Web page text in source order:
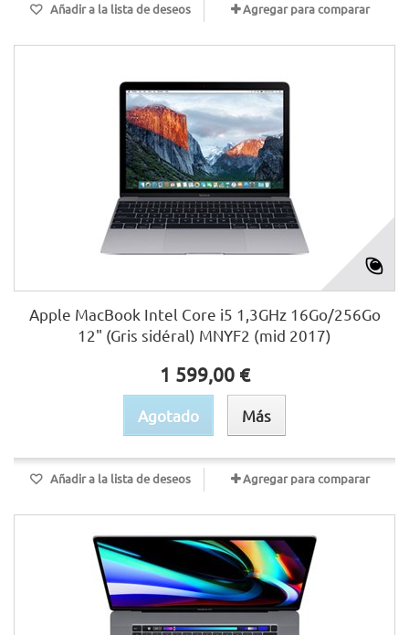
Añadir a la lista de deseos Agregar para comparar
Apple MacBook Intel Core i5 1,3GHz 16Go/256Go
12" (Gris sidéral) MNYF2 (mid 2017)
1 599,00 €
Agotado Más
Añadir a la lista de deseos Agregar para comparar